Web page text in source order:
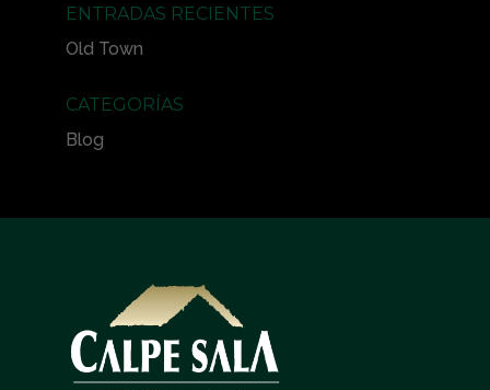
ENTRADAS RECIENTES
Old Town
CATEGORÍAS
Blog